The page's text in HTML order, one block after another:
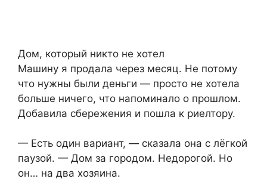
Дом, который никто не хотел
Машину я продала через месяц. Не потому
что нужны были деньги — просто не хотела
больше ничего, что напоминало о прошлом.
Добавила сбережения и пошла к риелтору.
— Есть один вариант, — сказала она с лёгкой
паузой. — Дом за городом. Недорогой. Но
он… на два хозяина.